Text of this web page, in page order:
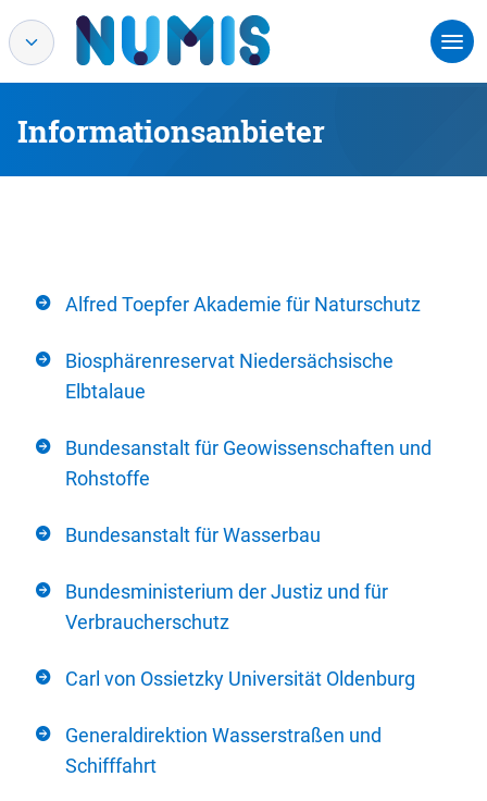
Informationsanbieter
Alfred Toepfer Akademie für Naturschutz
Biosphärenreservat Niedersächsische
Elbtalaue
Bundesanstalt für Geowissenschaften und
Rohstoffe
Bundesanstalt für Wasserbau
Bundesministerium der Justiz und für
Verbraucherschutz
Carl von Ossietzky Universität Oldenburg
Generaldirektion Wasserstraßen und
Schifffahrt